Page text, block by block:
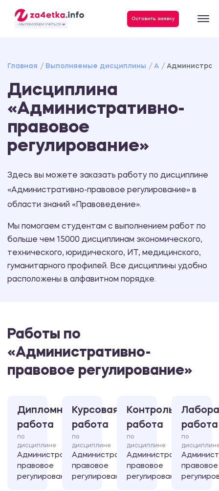
- МЫ ПОМОГАЕМ УЧИТЬСЯ ❤️
Оставить заявку
Главная Выполняемые дисциплины А
Дисциплина
«Административно-
правовое
регулирование»
Здесь вы можете заказать работу по дисциплине
«Административно-правовое регулирование» в
области знаний «Правоведение».
Мы помогаем студентам с выполнением работ по
больше чем 15000 дисциплинам экономического,
технического, юридического, ИТ, медицинского,
гуманитарного профилей. Все дисциплины удобно
расположены в алфавитном порядке.
Работы по
«Административно-
правовое регулирование»
Дипломная
работа
по
дисциплине
Административно-
правовое
регулирование
Курсовая
работа
по
дисциплине
Административно-
правовое
регулирование
Контрольная
работа
по
дисциплине
Административно-
правовое
регулирование
работа
по
правовое